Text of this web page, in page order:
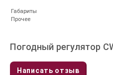
Габариты
Прочее
Погодный регулятор
Написать отзыв